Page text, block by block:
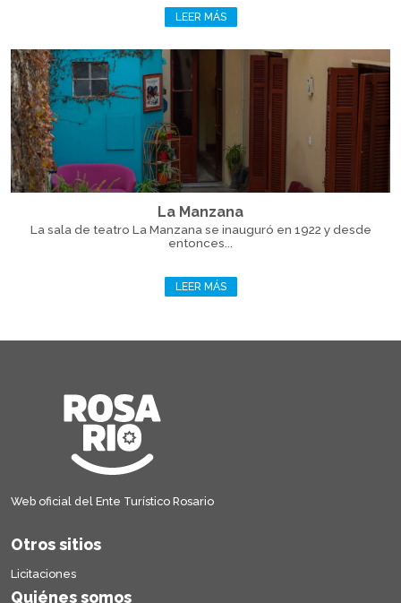
LEER MÁS
La Manzana
La sala de teatro La Manzana se inauguró en 1922 y desde
entonces...
LEER MÁS
Web oficial del Ente Turístico Rosario
Otros sitios
Licitaciones
Quiénes somos